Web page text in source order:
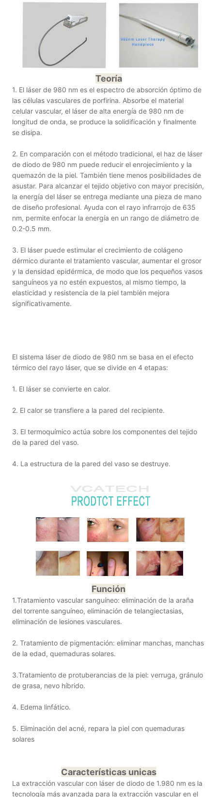
Teoría
1. El láser de 980 nm es el espectro de absorción óptimo de
las células vasculares de porfirina. Absorbe el material
celular vascular, el láser de alta energía de 980 nm de
longitud de onda, se produce la solidificación y finalmente
se disipa.
2. En comparación con el método tradicional, el haz de láser
de diodo de 980 nm puede reducir el enrojecimiento y la
quemazón de la piel. También tiene menos posibilidades de
asustar. Para alcanzar el tejido objetivo con mayor precisión,
la energía del láser se entrega mediante una pieza de mano
de diseño profesional. Ayuda con el rayo infrarrojo de 635
nm, permite enfocar la energía en un rango de diámetro de
0.2-0.5 mm.
3. El láser puede estimular el crecimiento de colágeno
dérmico durante el tratamiento vascular, aumentar el grosor
y la densidad epidérmica, de modo que los pequeños vasos
sanguíneos ya no estén expuestos, al mismo tiempo, la
elasticidad y resistencia de la piel también mejora
significativamente.
El sistema láser de diodo de 980 nm se basa en el efecto
térmico del rayo láser, que se divide en 4 etapas:
1. El láser se convierte en calor.
2. El calor se transfiere a la pared del recipiente.
3. El termoquímico actúa sobre los componentes del tejido
de la pared del vaso.
4. La estructura de la pared del vaso se destruye.
Función
1.Tratamiento vascular sanguíneo: eliminación de la araña
del torrente sanguíneo, eliminación de telangiectasias,
eliminación de lesiones vasculares.
2. Tratamiento de pigmentación: eliminar manchas, manchas
de la edad, quemaduras solares.
3.Tratamiento de protuberancias de la piel: verruga, gránulo
de grasa, nevo híbrido.
4. Edema linfático.
5. Eliminación del acné, repara la piel con quemaduras
solares
Características unicas
La extracción vascular con láser de diodo de 1.980 nm es la
tecnología más avanzada para la extracción vascular en el